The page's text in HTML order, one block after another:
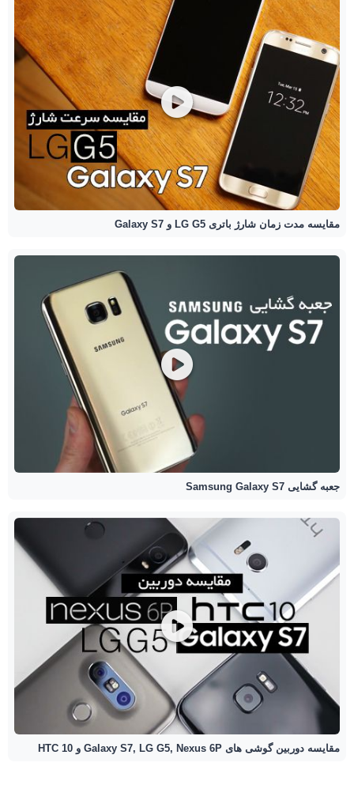
مقایسه مدت زمان شارژ باتری LG G5 و Galaxy S7
جعبه گشایی Samsung Galaxy S7
مقایسه دوربین گوشی های Galaxy S7, LG G5, Nexus 6P و HTC 10